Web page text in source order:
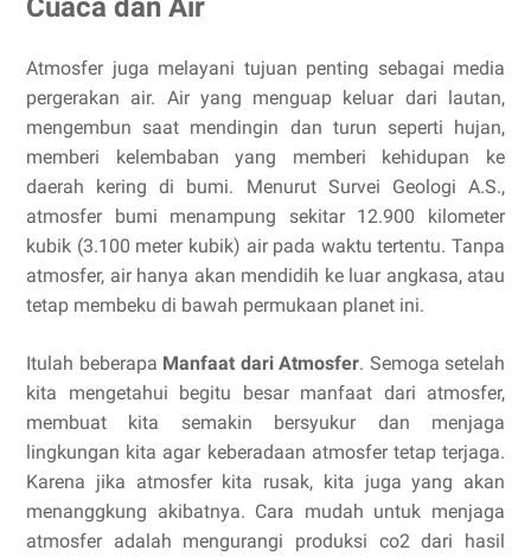
Cuaca dan Air
Atmosfer juga melayani tujuan penting sebagai media
pergerakan air. Air yang menguap keluar dari lautan,
mengembun saat mendingin dan turun seperti hujan,
memberi kelembaban yang memberi kehidupan ke
daerah kering di bumi. Menurut Survei Geologi A.S.,
atmosfer bumi menampung sekitar 12.900 kilometer
kubik (3.100 meter kubik) air pada waktu tertentu. Tanpa
atmosfer, air hanya akan mendidih ke luar angkasa, atau
tetap membeku di bawah permukaan planet ini.
Itulah beberapa Manfaat dari Atmosfer. Semoga setelah
kita mengetahui begitu besar manfaat dari atmosfer,
membuat kita semakin bersyukur dan menjaga
lingkungan kita agar keberadaan atmosfer tetap terjaga.
Karena jika atmosfer kita rusak, kita juga yang akan
menanggkung akibatnya. Cara mudah untuk menjaga
atmosfer adalah mengurangi produksi co2 dari hasil